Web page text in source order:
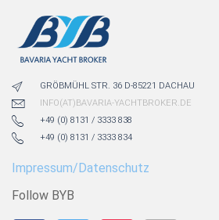
GRÖBMÜHL STR. 36 D-85221 DACHAU
INFO(AT)BAVARIA-YACHTBROKER.DE
+49 (0) 8131 / 3333 838
+49 (0) 8131 / 3333 834
Impressum/Datenschutz
Follow BYB